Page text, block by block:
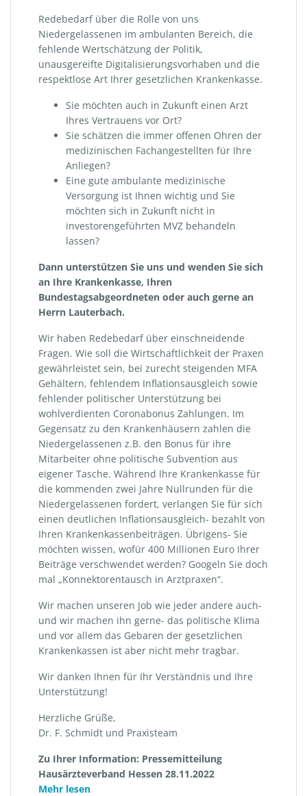
Redebedarf über die Rolle von uns
Niedergelassenen im ambulanten Bereich, die
fehlende Wertschätzung der Politik,
unausgereifte Digitalisierungsvorhaben und die
respektlose Art Ihrer gesetzlichen Krankenkasse.
Sie möchten auch in Zukunft einen Arzt
Ihres Vertrauens vor Ort?
Sie schätzen die immer offenen Ohren der
medizinischen Fachangestellten für Ihre
Anliegen?
Eine gute ambulante medizinische
Versorgung ist Ihnen wichtig und Sie
möchten sich in Zukunft nicht in
investorengeführten MVZ behandeln
lassen?
Dann unterstützen Sie uns und wenden Sie sich
an Ihre Krankenkasse, Ihren
Bundestagsabgeordneten oder auch gerne an
Herrn Lauterbach.
Wir haben Redebedarf über einschneidende
Fragen. Wie soll die Wirtschaftlichkeit der Praxen
gewährleistet sein, bei zurecht steigenden MFA
Gehältern, fehlendem Inflationsausgleich sowie
fehlender politischer Unterstützung bei
wohlverdienten Coronabonus Zahlungen. Im
Gegensatz zu den Krankenhäusern zahlen die
Niedergelassenen z.B. den Bonus für ihre
Mitarbeiter ohne politische Subvention aus
eigener Tasche. Während Ihre Krankenkasse für
die kommenden zwei Jahre Nullrunden für die
Niedergelassenen fordert, verlangen Sie für sich
einen deutlichen Inflationsausgleich- bezahlt von
Ihren Krankenkassenbeiträgen. Übrigens- Sie
möchten wissen, wofür 400 Millionen Euro Ihrer
Beiträge verschwendet werden? Googeln Sie doch
mal „Konnektorentausch in Arztpraxen“.
Wir machen unseren Job wie jeder andere auch-
und wir machen ihn gerne- das politische Klima
und vor allem das Gebaren der gesetzlichen
Krankenkassen ist aber nicht mehr tragbar.
Wir danken Ihnen für Ihr Verständnis und Ihre
Unterstützung!
Herzliche Grüße,
Dr. F. Schmidt und Praxisteam
Zu Ihrer Information: Pressemitteilung
Hausärzteverband Hessen 28.11.2022
Mehr lesen„Bitte